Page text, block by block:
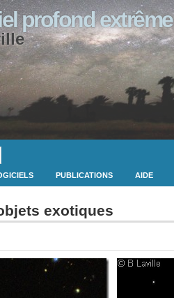
profond extrême
PUBLICATIONS AIDE
exotiques